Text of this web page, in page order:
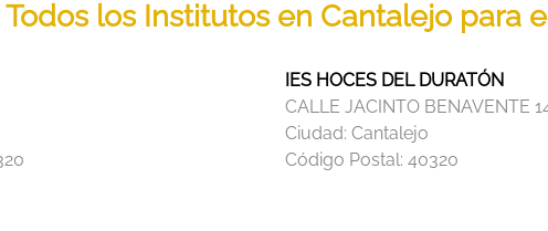
Todos los Institutos en Cantalejo para
IES HOCES DEL DURATÓN
CALLE JACINTO BENAVENTE
Ciudad:Cantalejo
Código Postal:40320